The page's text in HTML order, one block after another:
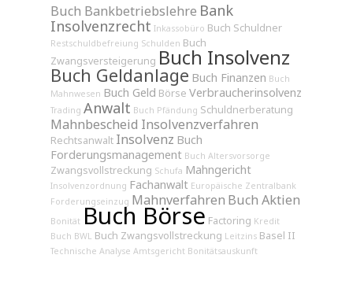
Buch Bankbetriebslehre Bank
Insolvenzrecht Inkassobüro Buch Schuldner
Restschuldbefreiung Schulden Buch
Zwangsversteigerung Buch Insolvenz
Buch Geldanlage Buch Finanzen Buch
Mahnwesen Buch Geld Börse Verbraucherinsolvenz
Trading Anwalt Buch Pfändung Schuldnerberatung
Mahnbescheid Insolvenzverfahren
Rechtsanwalt Insolvenz Buch
Forderungsmanagement Buch Altersvorsorge
Zwangsvollstreckung Schufa Mahngericht
Insolvenzordnung Fachanwalt Europäische Zentralbank
Forderungseinzug Mahnverfahren Buch Aktien
Bonität Buch Börse Factoring Kredit
Buch BWL Buch Zwangsvollstreckung Leitzins Basel II
Technische Analyse Amtsgericht Bonitätsauskunft